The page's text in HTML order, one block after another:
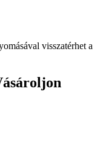
visszatérhet a